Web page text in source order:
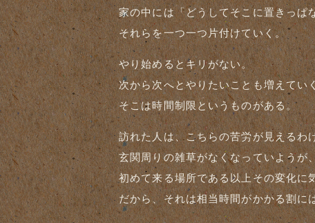
家の中には「どうしてそこに置きっぱ
それらを一つ一つ片付けていく。
やり始めるとキリがない。
次から次へとやりたいことも増えてい
そこは時間制限というものがある。
訪れた人は、こちらの苦労が見えるわ
玄関周りの雑草がなくなっていようが
初めて来る場所である以上その変化に
だから、それは相当時間がかかる割に